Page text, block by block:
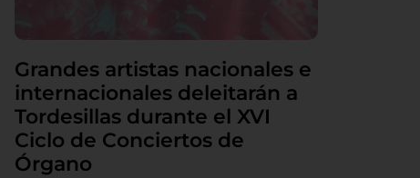
Grandes artistas nacionales e
internacionales deleitarán a
Tordesillas durante el XVI
Ciclo de Conciertos de
Órgano